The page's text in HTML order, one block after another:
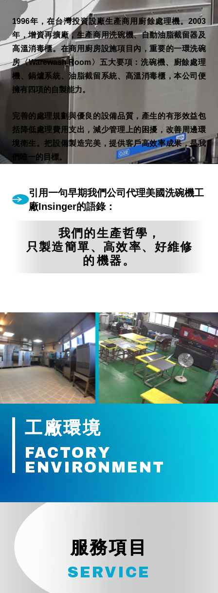
1996年，在台灣投資設廠生產商用廚餘處理機。2003
年，增資再擴廠，生產商用洗碗機、自動油脂截留器及
高溫消毒櫃。在商用廚房設施項目內，重要的一環洗碗
房〈Warewash Room〉五大要項：洗碗機、廚餘處理
機、鍋爐系統、油脂截留系統、高溫消毒櫃，本公司便
擁有四項的自製能力。
完善的處理規劃與優良的設備品質，產生的有形效益包
括降低處理費用支出，減少管理上的困擾，改善周邊環
境衛生。把設備製造完美，提供客戶高效率成果，是我
們唯一的目標。
引用一句早期我們公司代理美國洗碗機工
廠Insinger的語錄：
我們的生產哲學，
只製造簡單、高效率、好維修
的 機器。
工廠環境
FACTORY
ENVIRONMENT
服務項目
SERVICE